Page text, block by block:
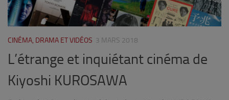
CINÉMA, DRAMA ET VIDÉOS 3 MARS 2018
L’étrange et inquiétant cinéma de
Kiyoshi KUROSAWA